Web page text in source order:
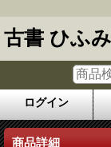
古書 ひふ
ログイン
商品詳細